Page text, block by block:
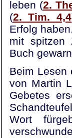
leben (2.
(2. Tim. 4,4
Erfolg
mit spitzen
Buch
Beim Lesen
von Martin
Gebetes
Wort